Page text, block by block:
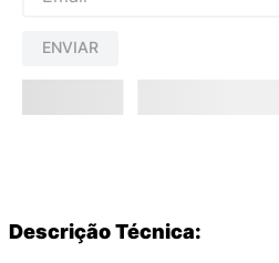
ENVIAR
Descrição Técnica: